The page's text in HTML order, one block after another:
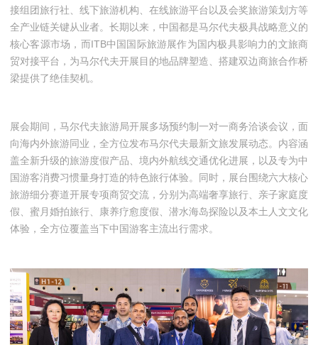
接组团旅行社、线下旅游机构、在线旅游平台以及会奖旅游策划方等
全产业链关键从业者。长期以来，中国都是马尔代夫极具战略意义的
核心客源市场，而ITB中国国际旅游展作为国内极具影响力的文旅商
贸对接平台，为马尔代夫开展目的地品牌塑造、搭建双边商旅合作桥
梁提供了绝佳契机。
展会期间，马尔代夫旅游局开展多场预约制一对一商务洽谈会议，面
向海内外旅游同业，全方位发布马尔代夫最新文旅发展动态。内容涵
盖全新升级的旅游度假产品、境内外航线交通优化进展，以及专为中
国游客消费习惯量身打造的特色旅行体验。同时，展台围绕六大核心
旅游细分赛道开展专项商贸交流，分别为高端奢享旅行、亲子家庭度
假、蜜月婚拍旅行、康养疗愈度假、潜水海岛探险以及本土人文文化
体验，全方位覆盖当下中国游客主流出行需求。